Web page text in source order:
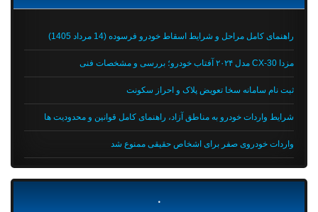
راهنمای کامل مراحل و شرایط اسقاط خودرو فرسوده (14 مرداد 1405)
مزدا CX-30 مدل ۲۰۲۴ آفتاب خودرو؛ بررسی و مشخصات فنی
ثبت نام سامانه سخا تعویض پلاک و احراز سکونت
شرایط واردات خودرو به مناطق آزاد، راهنمای کامل قوانین و محدودیت ها
واردات خودروی صفر برای اشخاص حقیقی ممنوع شد